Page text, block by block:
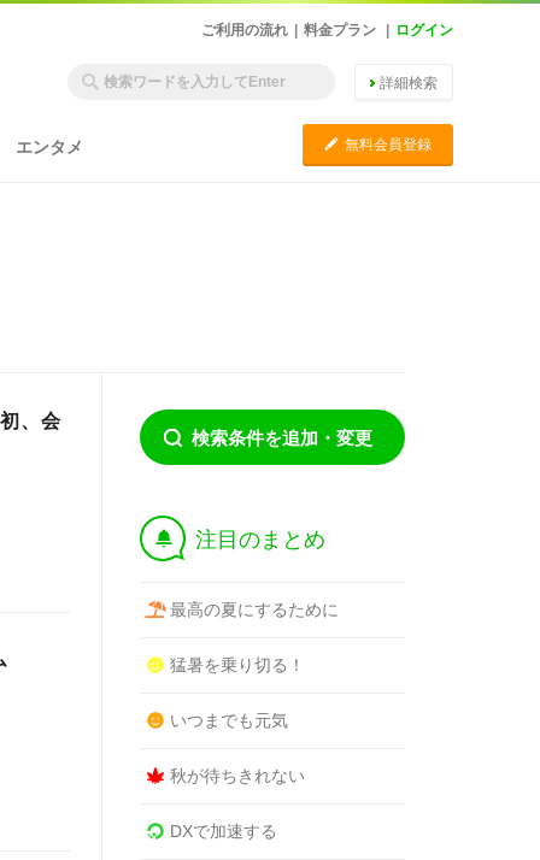
ご利用の流れ 料金プラン ログイン
詳細検索
エンタメ C 無料会員登録
、会
検索条件を追加・変更
† 注目のまとめ
最高の夏にするために
猛暑を乗り切る！
いつまでも元気
秋が待ちきれない
DXで加速する